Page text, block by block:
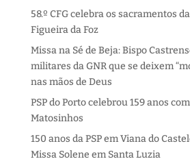
58.º CFG celebra os sacramentos
Figueira da Foz
Missa na Sé de Beja: Bispo
militares da GNR que se deixem
nas mãos de Deus
PSP do Porto celebrou 159 anos
Matosinhos
150 anos da PSP em Viana do
Missa Solene em Santa Luzia